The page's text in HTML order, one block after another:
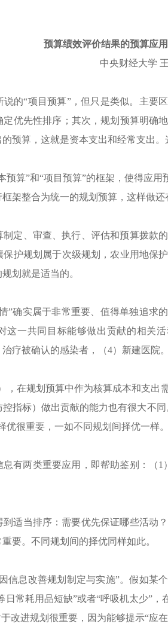
预算绩效评价结果的预算应
中央财经大学
说的“项目预算”，但只是类似。主要
优先性排序；其次，规划预算明确
预算，这就是资本支出和经常支出
预算”和“项目预算”的框架，使得应
架整合为统一的规划预算，这样做还
定、审查、执行、评估和预算拨款
护规划属于次级规划，农业用地保
划就是适当的。
”确实属于非常重要、值得单独追求
这一共同目标能够做出贡献的相关
治疗被确认的感染者，（4）新建医院
，在规划预算中作为核算成本和支出
指标）做出贡献的能力也有很大不
优很重要，一如不同规划间择优一样
息有两类重要应用 ，即帮助鉴别：（1 ）
到适当排序：需要优先保证哪些活动
要。不同规划间的择优同样如此。
信息改善规划制定与实施”。假如某
日常耗用品短缺”或者“呼吸机太少”
改进规划很重要，因为能够提示“应